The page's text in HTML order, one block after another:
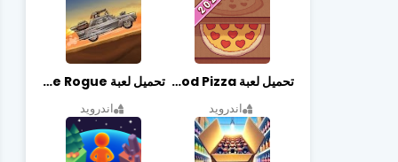
تحميل لعبة Good Pizza مهكرة اخر اصدار
اندرويد
تحميل لعبة Earn to Die Rogue مهكرة اخر اصدار
اندرويد